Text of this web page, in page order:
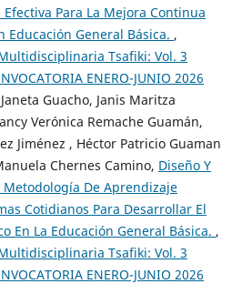
Para La Mejora Continua
Educación General Básica. ,
Tsafiki: Vol. 3
ENERO-JUNIO 2026
Guacho, Janis Maritza
Verónica Remache Guamán,
Jiménez , Héctor Patricio Guaman
Chernes Camino, Diseño Y
Metodología De Aprendizaje
Cotidianos Para Desarrollar El
En La Educación General Básica. ,
Tsafiki: Vol. 3
ENERO-JUNIO 2026